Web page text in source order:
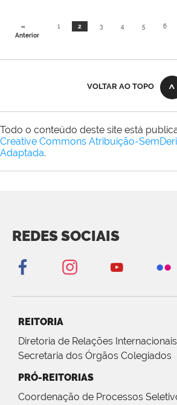
«
Anterior
1 2 3 4 5 6
VOLTAR AO TOPO
Todo o conteúdo deste site está
Creative Commons Atribuição-
Adaptada.
REDES SOCIAIS
REITORIA
Diretoria de Relações Internacionais
Secretaria dos Órgãos Colegiados
PRÓ-REITORIAS
Coordenação de Processos